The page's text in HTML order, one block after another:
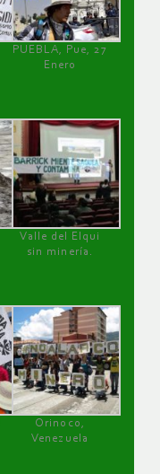
PUEBLA, Pue, 27
Enero
Valle del Elqui
sin minería.
Orinoco,
Venezuela